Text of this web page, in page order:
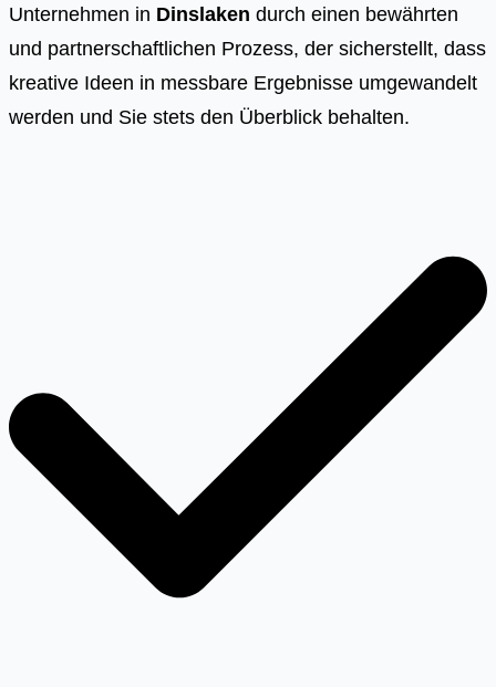
Unternehmen in Dinslaken durch einen bewährten
und partnerschaftlichen Prozess, der sicherstellt, dass
kreative Ideen in messbare Ergebnisse umgewandelt
werden und Sie stets den Überblick behalten.